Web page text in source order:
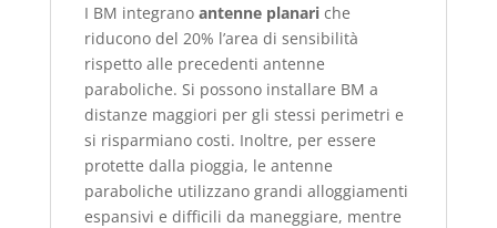
I BM integranoantenne planariche
riducono del 20% l’area di sensibilità
rispetto alle precedenti antenne
paraboliche. Si possono installare BM a
distanze maggiori per gli stessi perimetri e
si risparmiano costi. Inoltre, per essere
protette dalla pioggia, le antenne
paraboliche utilizzano grandi alloggiamenti
espansivi e difficili da maneggiare, mentre